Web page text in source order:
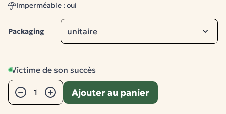
Imperméable : oui
Packaging
Victime de son succès
Quantité
−
+ Ajouter au panier